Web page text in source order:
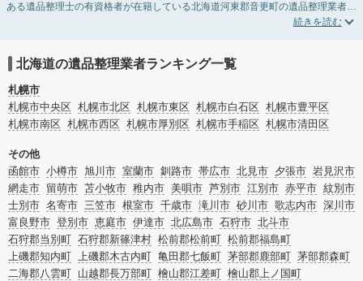
ある遺品整理士の有資格者が在籍している北海道河東郡音更町の遺品整理業者が
掲載されています。遺品処分を即日対応してくれる実家の片付け業者や遺品整理
ービスで絞り込み条件を利用し検索してみましょう。
ゴミの処分方法や親の家の遺品整理をはじめる時期などお役立ち情報も豊富なの
で、チェックしてみてください。
北海道の遺品整理業者ランキング一覧
札幌市
札幌市中央区 札幌市北区 札幌市東区 札幌市白石区 札幌市豊平区
札幌市南区 札幌市西区 札幌市厚別区 札幌市手稲区 札幌市清田区
その他
函館市 小樽市 旭川市 室蘭市 釧路市 帯広市 北見市 夕張市 岩見沢市
網走市 留萌市 苫小牧市 稚内市 美唄市 芦別市 江別市 赤平市 紋別市
士別市 名寄市 三笠市 根室市 千歳市 滝川市 砂川市 歌志内市 深川市
富良野市 登別市 恵庭市 伊達市 北広島市 石狩市 北斗市
石狩郡当別町 石狩郡新篠津村 松前郡松前町 松前郡福島町
上磯郡知内町 上磯郡木古内町 亀田郡七飯町 茅部郡鹿部町 茅部郡森町
二海郡八雲町 山越郡長万部町 檜山郡江差町 檜山郡上ノ国町